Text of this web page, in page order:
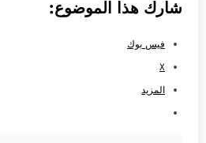
شارك هذا الموضوع:
فيس بوك
X
المزيد